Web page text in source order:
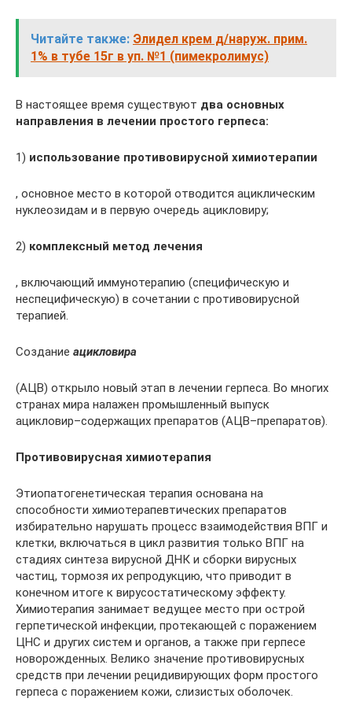
Читайте также: Элидел крем д/наруж. прим.
1% в тубе 15г в уп. №1 (пимекролимус)
В настоящее время существуют два основных
направления в лечении простого герпеса:
1) использование противовирусной химиотерапии
, основное место в которой отводится ациклическим
нуклеозидам и в первую очередь ацикловиру;
2) комплексный метод лечения
, включающий иммунотерапию (специфическую и
неспецифическую) в сочетании с противовирусной
терапией.
Создание ацикловира
(АЦВ) открыло новый этап в лечении герпеса. Во многих
странах мира налажен промышленный выпуск
ацикловир–содержащих препаратов (АЦВ–препаратов).
Противовирусная химиотерапия
Этиопатогенетическая терапия основана на
способности химиотерапевтических препаратов
избирательно нарушать процесс взаимодействия ВПГ и
клетки, включаться в цикл развития только ВПГ на
стадиях синтеза вирусной ДНК и сборки вирусных
частиц, тормозя их репродукцию, что приводит в
конечном итоге к вирусостатическому эффекту.
Химиотерапия занимает ведущее место при острой
герпетической инфекции, протекающей с поражением
ЦНС и других систем и органов, а также при герпесе
новорожденных. Велико значение противовирусных
средств при лечении рецидивирующих форм простого
герпеса с поражением кожи, слизистых оболочек.